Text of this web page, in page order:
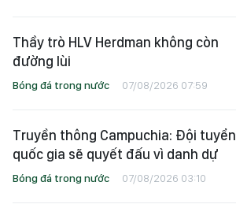
Thầy trò HLV Herdman không còn
đường lùi
Bóng đá trong nước 07/08/2026 07:59
Truyền thông Campuchia: Đội tuyển
quốc gia sẽ quyết đấu vì danh dự
Bóng đá trong nước 07/08/2026 03:10